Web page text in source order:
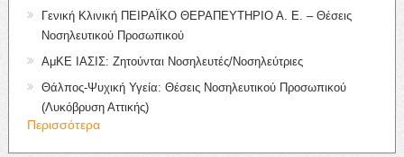
Γενική Κλινική ΠΕΙΡΑΪΚΟ ΘΕΡΑΠΕΥΤΗΡΙΟ Α. Ε. – Θέσεις
Νοσηλευτικού Προσωπικού
ΑμΚΕ ΙΑΣΙΣ: Ζητούνται Νοσηλευτές/Νοσηλεύτριες
Θάλπος-Ψυχική Υγεία: Θέσεις Νοσηλευτικού Προσωπικού
(Λυκόβρυση Αττικής)
Περισσότερα